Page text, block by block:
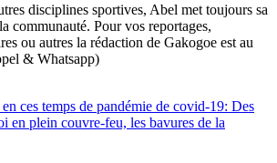
disciplines sportives, Abel met toujours sa
communauté. Pour vos reportages,
ou autres la rédaction de Gakogoe est au
& Whatsapp)